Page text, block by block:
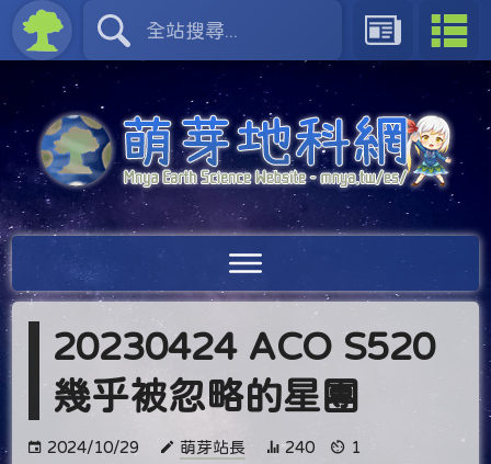
20230424 ACO S520
幾乎被忽略的星團
2024/10/29 萌芽站長 240 1